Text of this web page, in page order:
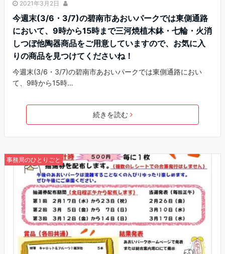
2021年3月2日
今週末(3/6・3/7)の碧南市あおいパークでは東側通路
において、9時から15時まで三河焼植木鉢・七輪・火消
しつぼ他陶器商品をご用意していますので、お気に入
りの商品を見つけてくださいね！
今週末(3/6・3/7)の碧南市あおいパークでは東側通路におい
て、9時から15時…
続きを読む
事務局のひとりごと